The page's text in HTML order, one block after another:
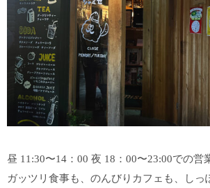
昼 11:30〜14：00 夜 18：00〜23:00での営
ガッツリ食事も、のんびりカフェも、し